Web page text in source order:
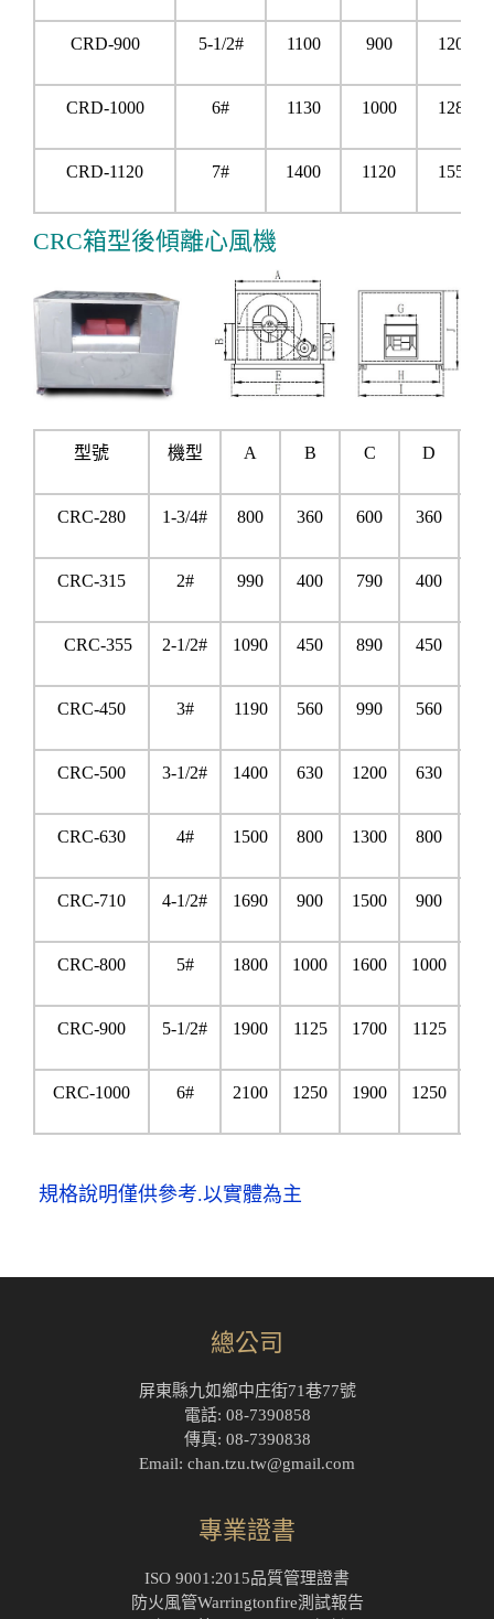
CRD-900 5-1/2# 1100 900 1200
CRD-1000 6# 1130 1000 1280
CRD-1120 7# 1400 1120 1550
CRC箱型後傾離心風機
型號 機型 A B C D
CRC-280 1-3/4# 800 360 600 360
CRC-315 2# 990 400 790 400
CRC-355 2-1/2# 1090 450 890 450
CRC-450 3# 1190 560 990 560
CRC-500 3-1/2# 1400 630 1200 630
CRC-630 4# 1500 800 1300 800
CRC-710 4-1/2# 1690 900 1500 900
CRC-800 5# 1800 1000 1600 1000
CRC-900 5-1/2# 1900 1125 1700 1125
CRC-1000 6# 2100 1250 1900 1250
規格說明僅供參考.以實體為主
總公司
屏東縣九如鄉中庄街71巷77號
電話: 08-7390858
傳真: 08-7390838
Email: chan.tzu.tw@gmail.com
專業證書
ISO 9001:2015品質管理證書
防火風管Warringtonfire測試報告